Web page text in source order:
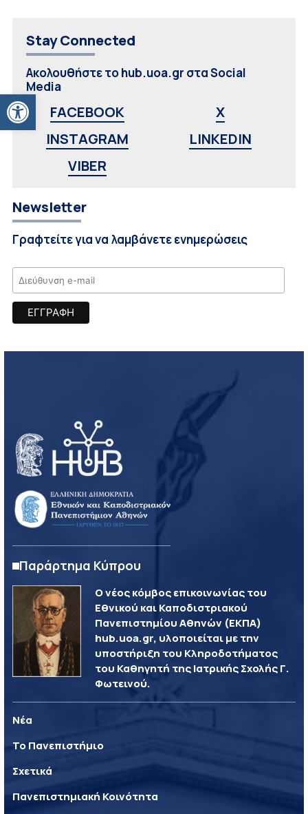
Ανοίξτε τη γραμμή εργαλείων
Stay Connected
Ακολουθήστε το hub.uoa.gr στα Social
Media
FACEBOOK
X
INSTAGRAM
LINKEDIN
VIBER
Newsletter
Γραφτείτε για να λαμβάνετε ενημερώσεις
Παράρτημα Κύπρου
Ο νέος κόμβος επικοινωνίας του
Εθνικού και Καποδιστριακού
Πανεπιστημίου Αθηνών (ΕΚΠΑ)
hub.uoa.gr, υλοποιείται με την
υποστήριξη του Κληροδοτήματος
του Καθηγητή της Ιατρικής Σχολής Γ.
Φωτεινού.
Νέα
Το Πανεπιστήμιο
Σχετικά
Πανεπιστημιακή Κοινότητα